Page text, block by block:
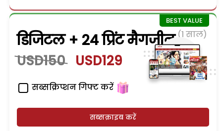
डिजिटल + 24 प्रिंट मैगजीन (1 साल)
USD150 USD129
सब्सक्रिप्शन गिफ्ट करें
सब्सक्राइब करें